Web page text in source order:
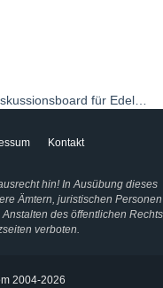
für Edelmetalle & Rohstoffe
Kontakt
hin! In Ausübung dieses
Ämtern, juristischen Personen
des öffentlichen Rechts
verboten.
2004-2026